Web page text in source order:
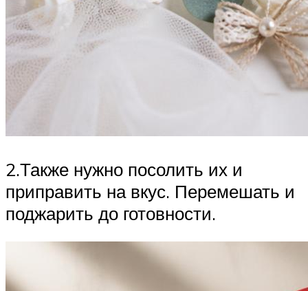
2.Также нужно посолить их и
приправить на вкус. Перемешать и
поджарить до готовности.